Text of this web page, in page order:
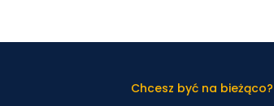
Chcesz być na